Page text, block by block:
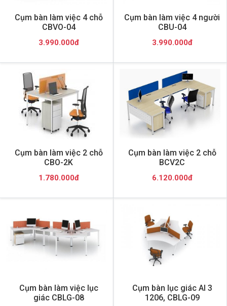
Cụm bàn làm việc 4 chỗ
CBVO-04
3.990.000đ
Cụm bàn làm việc 4 người
CBU-04
3.990.000đ
Cụm bàn làm việc 2 chỗ
CBO-2K
1.780.000đ
Cụm bàn làm việc 2 chỗ
BCV2C
6.120.000đ
Cụm bàn làm việc lục
giác CBLG-08
Cụm bàn lục giác AI 3
1206, CBLG-09